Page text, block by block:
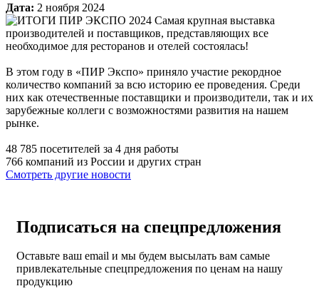
Дата: 2 ноября 2024
Самая крупная выставка
производителей и поставщиков, представляющих все
необходимое для ресторанов и отелей состоялась!
В этом году в «ПИР Экспо» приняло участие рекордное
количество компаний за всю историю ее проведения. Среди
них как отечественные поставщики и производители, так и их
зарубежные коллеги с возможностями развития на нашем
рынке.
48 785 посетителей за 4 дня работы
766 компаний из России и других стран
Смотреть другие новости
Подписаться на спецпредложения
Оставьте ваш email и мы будем высылать вам самые
привлекательные спецпредложения по ценам на нашу
продукцию